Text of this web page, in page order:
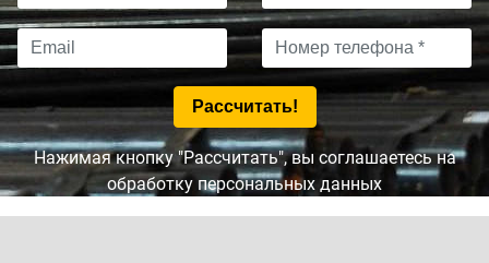
Нажимая кнопку "Рассчитать", вы соглашаетесь на
обработку персональных данных